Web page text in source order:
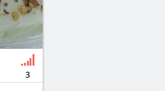
3